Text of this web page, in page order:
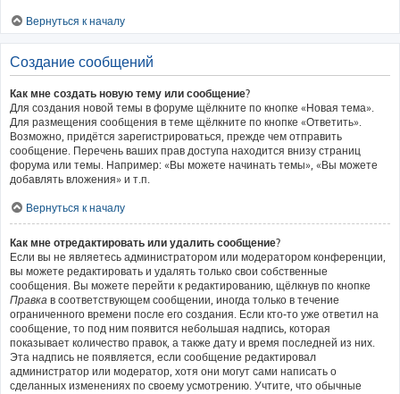
Вернуться к началу
Создание сообщений
Как мне создать новую тему или сообщение?
Для создания новой темы в форуме щёлкните по кнопке «Новая тема».
Для размещения сообщения в теме щёлкните по кнопке «Ответить».
Возможно, придётся зарегистрироваться, прежде чем отправить
сообщение. Перечень ваших прав доступа находится внизу страниц
форума или темы. Например: «Вы можете начинать темы», «Вы можете
добавлять вложения» и т.п.
Вернуться к началу
Как мне отредактировать или удалить сообщение?
Если вы не являетесь администратором или модератором конференции,
вы можете редактировать и удалять только свои собственные
сообщения. Вы можете перейти к редактированию, щёлкнув по кнопке
Правка в соответствующем сообщении, иногда только в течение
ограниченного времени после его создания. Если кто-то уже ответил на
сообщение, то под ним появится небольшая надпись, которая
показывает количество правок, а также дату и время последней из них.
Эта надпись не появляется, если сообщение редактировал
администратор или модератор, хотя они могут сами написать о
сделанных изменениях по своему усмотрению. Учтите, что обычные